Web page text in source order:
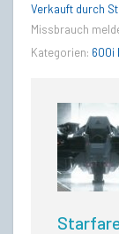
Verkauft durch
Missbrauch
Kategorien: 600i